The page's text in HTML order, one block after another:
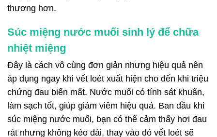
thương hơn.
Súc miệng nước muối sinh lý để chữa
nhiệt miệng
Đây là cách vô cùng đơn giản nhưng hiệu quả nên
áp dụng ngay khi vết loét xuất hiện cho đến khi triệu
chứng đau biến mất. Nước muối có tính sát khuẩn,
làm sạch tốt, giúp giảm viêm hiệu quả. Ban đầu khi
súc miệng nước muối, bạn có thể cảm thấy hơi đau
rát nhưng không kéo dài, thay vào đó vết loét sẽ